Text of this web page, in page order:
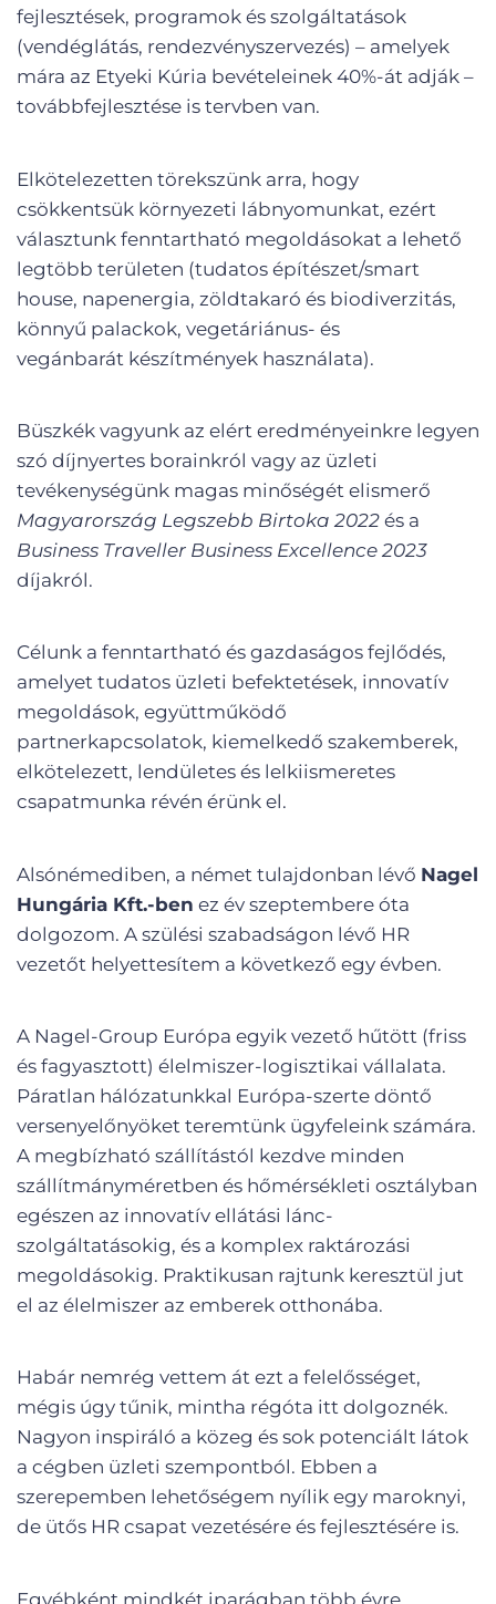
fejlesztések, programok és szolgáltatások
(vendéglátás, rendezvényszervezés) – amelyek
mára az Etyeki Kúria bevételeinek 40%-át adják –
továbbfejlesztése is tervben van.
Elkötelezetten törekszünk arra, hogy
csökkentsük környezeti lábnyomunkat, ezért
választunk fenntartható megoldásokat a lehető
legtöbb területen (tudatos építészet/smart
house, napenergia, zöldtakaró és biodiverzitás,
könnyű palackok, vegetáriánus- és
vegánbarát készítmények használata).
Büszkék vagyunk az elért eredményeinkre legyen
szó díjnyertes borainkról vagy az üzleti
tevékenységünk magas minőségét elismerő
Magyarország Legszebb Birtoka 2022 és a
Business Traveller Business Excellence 2023
díjakról.
Célunk a fenntartható és gazdaságos fejlődés,
amelyet tudatos üzleti befektetések, innovatív
megoldások, együttműködő
partnerkapcsolatok, kiemelkedő szakemberek,
elkötelezett, lendületes és lelkiismeretes
csapatmunka révén érünk el.
Alsónémediben, a német tulajdonban lévő Nagel
Hungária Kft.-ben ez év szeptembere óta
dolgozom. A szülési szabadságon lévő HR
vezetőt helyettesítem a következő egy évben.
A Nagel-Group Európa egyik vezető hűtött (friss
és fagyasztott) élelmiszer-logisztikai vállalata.
Páratlan hálózatunkkal Európa-szerte döntő
versenyelőnyöket teremtünk ügyfeleink számára.
A megbízható szállítástól kezdve minden
szállítmányméretben és hőmérsékleti osztályban
egészen az innovatív ellátási lánc-
szolgáltatásokig, és a komplex raktározási
megoldásokig. Praktikusan rajtunk keresztül jut
el az élelmiszer az emberek otthonába.
Habár nemrég vettem át ezt a felelősséget,
mégis úgy tűnik, mintha régóta itt dolgoznék.
Nagyon inspiráló a közeg és sok potenciált látok
a cégben üzleti szempontból. Ebben a
szerepemben lehetőségem nyílik egy maroknyi,
de ütős HR csapat vezetésére és fejlesztésére is.
Egyébként mindkét iparágban több évre